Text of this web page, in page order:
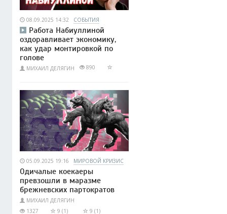
08.09.2025 14:32 СОБЫТИЯ
Работа Набиуллиной
оздоравливает экономику,
как удар монтировкой по
голове
МИХАИЛ ДЕЛЯГИН 890
05.09.2025 19:16 МИРОВОЙ КРИЗИС
Одичалые коекаеры
превзошли в маразме
брежневских партократов
МИХАИЛ ДЕЛЯГИН
1327
9 (1) 9 (1)